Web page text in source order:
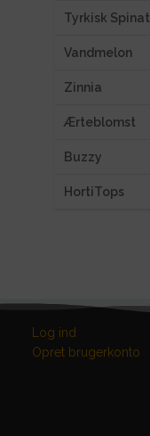
Tyrkisk Spinat
Vandmelon
Zinnia
Ærteblomst
Buzzy
HortiTops
Log ind
Opret brugerkonto